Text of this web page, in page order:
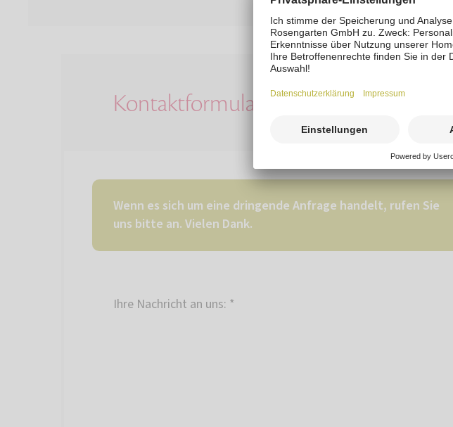
Kontaktformular
Wenn es sich um eine dringende Anfrage handelt, rufen Sie
uns bitte an. Vielen Dank.
Ihre Nachricht an uns: *